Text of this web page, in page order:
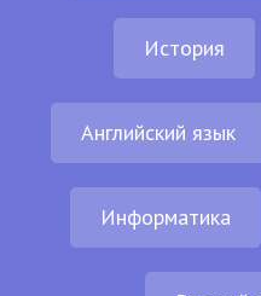
История
Английский язык
Информатика